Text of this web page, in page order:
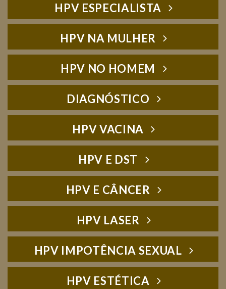
HPV ESPECIALISTA
HPV NA MULHER
HPV NO HOMEM
DIAGNÓSTICO
HPV VACINA
HPV E DST
HPV E CÂNCER
HPV LASER
HPV IMPOTÊNCIA SEXUAL
HPV ESTÉTICA